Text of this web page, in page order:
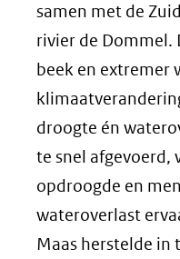
samen met de
rivier de Dommel.
beek en extremer
droogte én
te snel afgevoerd,
opdroogde en
wateroverlast
Maas herstelde in